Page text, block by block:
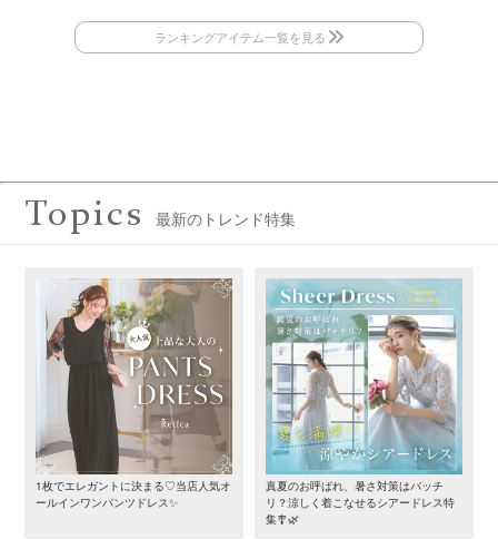
Topics 最新のトレンド特集
1枚でエレガントに決まる♡当店人気オ
ールインワンパンツドレス✨
真夏のお呼ばれ、暑さ対策はバッチ
リ？涼しく着こなせるシアードレス特
集🎐🌿